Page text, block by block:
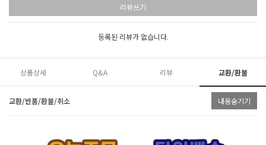
리뷰쓰기
등록된 리뷰가 없습니다.
상품상세 Q&A 리뷰 교환/환불
교환/반품/환불/취소 내용숨기기